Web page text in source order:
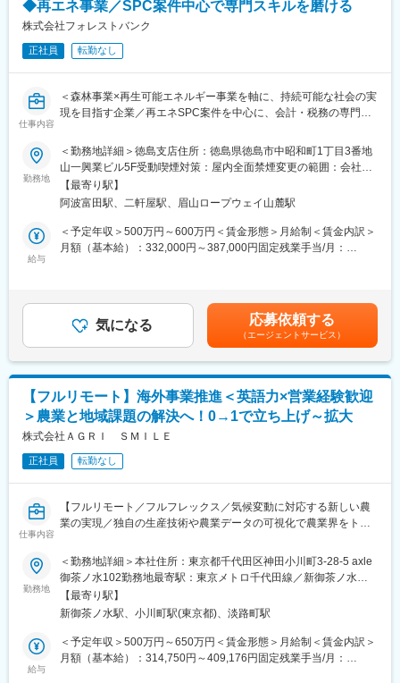
管理
◇各種ベンダーとの調整、問い合わせ対応
【コーポレートIT・ヘルプデスク領域（主担当）】
◇各種SaaS（Google Workspace、Slack、Notion、1Password
など）のアカウント・ライセンス管理、運用
◇貸与デバイスおよびIT資産の管理、キッティング、入社時研修
の実施
◇社内ヘルプデスク対応、FAQやマニュアルの作成・整備
◇ISMS事務局の対応、および運用の継続的改善（SecureNavi等
の活用）
◇情報セキュリティ規程・ガイドラインの整備、SaaS・AIサービ
ス導入時のセキュリティ評価
対応
◇セキュリティインシデント対応および再発防止策の策定、社内
Google Workspace、Slack、Notion、1password、ZOOM、
Microsoft 365、Windows 365、Adobe、Goodline、
SecureNavi、Apple Business Manager、Deep Instinct、
LANSCOPE、Verona SASE、Sansan
変更の範囲：会社の定める業務
◆再エネ事業／SPC案件中心で専門スキルを磨ける
株式会社フォレストバンク
正社員 転勤なし
仕事内容
＜森林事業×再生可能エネルギー事業を軸に、持続可能な社会の実
現を目指す企業／再エネSPC案件を中心に、会計・税務の専門性
■業務内容：
再生可能エネルギー（主に太陽光発電）に関するSPC案件を中心
に、以下の業務を段階的にお任せします。
まずは会計・税務業務からスタートし、将来的には上流工程にも
関わっていただく想定です。
＜会計業務＞
・発電設備等の固定資産管理、減価償却
・プロジェクト単位での収支管理
・SPC特有の税務論点の整理
・税理士法人との折衝・資料作成
・再エネ関連の税制優遇の適用検討
＜SPC関連業務（キャリアに応じて）＞
・SPC設立に向けたスキーム検討補助
・出資者向け資料の作成支援
・資金調達スキームの管理
・契約・定款管理、運営管理
・クライアント（主に都市部企業）との打合せ対応（オンライン
中心）
・業務フロー整備、効率化推進
・監査対応など
■組織構成：
約20名
勤務地
＜勤務地詳細＞徳島支店住所：徳島県徳島市中昭和町1丁目3番地
山一興業ビル5F受動喫煙対策：屋内全面禁煙変更の範囲：会社の
定める事業所（リモートワーク含む）
【最寄り駅】
阿波富田駅、二軒屋駅、眉山ロープウェイ山麓駅
給与
＜予定年収＞500万円～600万円＜賃金形態＞月給制＜賃金内訳＞
月額（基本給）：332,000円～387,000円固定残業手当/月：
齢、経験を考慮の上、決定します。※賞与あり（年最大3回、2ヶ
月分、業績に応じて支給）賃金はあくまでも目安の金額であり、
選考を通じて上下する可能性があります。月給(月額)は固定手当を
含めた表記です。
気になる 応募依頼する
（エージェントサービス）
【フルリモート】海外事業推進＜英語力×営業経験歓迎
＞農業と地域課題の解決へ！0→1で立ち上げ～拡大
株式会社ＡＧＲＩ ＳＭＩＬＥ
正社員 転勤なし
仕事内容
【フルリモート／フルフレックス／気候変動に対応する新しい農
業の実現／独自の生産技術や農業データの可視化で農業界をトー
■業務内容
海外事業の立ち上げ・推進担当者として、担当国におけるパート
ナー候補との商談、関係構築・実証プロジェクト運営管理、現地
規制対応など、事業開発・推進を一任します。（担当国はASEAN
地域を想定）
勤務地
＜勤務地詳細＞本社住所：東京都千代田区神田小川町3-28-5 axle
御茶ノ水102勤務地最寄駅：東京メトロ千代田線／新御茶ノ水駅
受動喫煙対策：屋内全面禁煙変更の範囲：会社の定める事業所
（リモートワーク含む）
【最寄り駅】
新御茶ノ水駅、小川町駅(東京都)、淡路町駅
給与
＜予定年収＞500万円～650万円＜賃金形態＞月給制＜賃金内訳＞
月額（基本給）：314,750円～409,176円固定残業手当/月：